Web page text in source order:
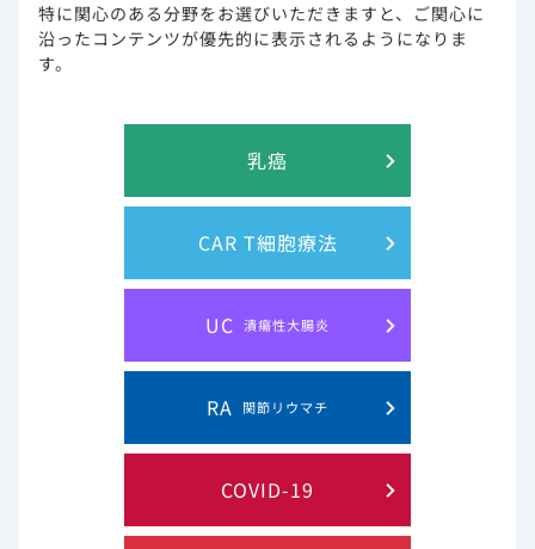
※作業進捗により、前後する場合がございます。ご了承くだ
さいませ。
※メンテナンス時間帯は、ページが正しく表示されない場合
代わるものではございません。
プライバシー・ステイトメン
ご利用規約
サイトマップ
特に関心のある分野をお選びいただきますと、 ご関心に
沿ったコンテンツが優先的に表示されるようになりま
す。
乳癌
CAR T細胞療法
UC 潰瘍性大腸炎
RA 関節リウマチ
COVID-19